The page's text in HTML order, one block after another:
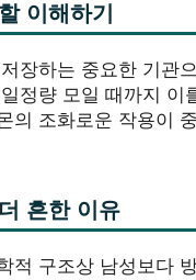
이해하기
장하는 중요한 기관
정량 모일 때까지 이
의 조화로운 작용이
흔한 이유
적 구조상 남성보다